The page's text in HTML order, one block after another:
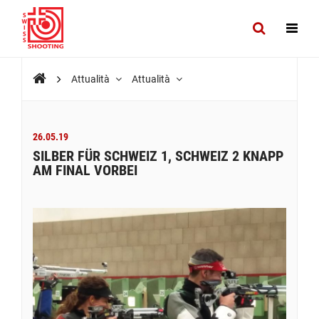
Attualità Attualità
26.05.19
SILBER FÜR SCHWEIZ 1, SCHWEIZ 2 KNAPP
AM FINAL VORBEI